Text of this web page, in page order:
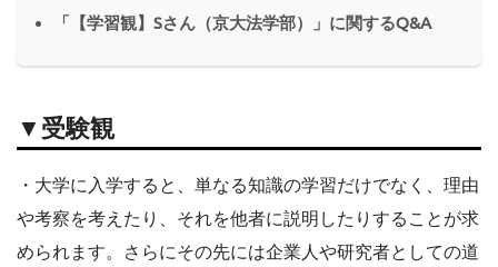
「【学習観】Sさん（京大法学部）」に関するQ&A
▼受験観
・大学に入学すると、単なる知識の学習だけでなく、理由
や考察を考えたり、それを他者に説明したりすることが求
められます。さらにその先には企業人や研究者としての道